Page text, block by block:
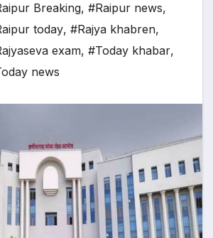
Breaking, #Raipur news,
today, #Rajya khabren,
exam, #Today khabar,
news